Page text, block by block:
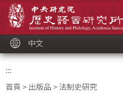
中文
:::
首頁 > 出版品 > 法制史研究